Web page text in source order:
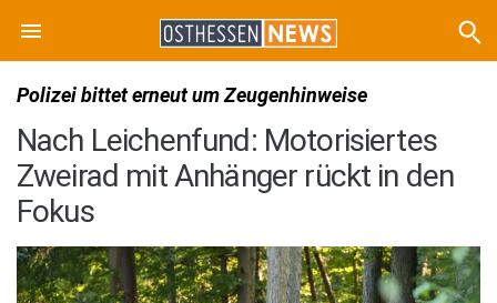
Polizei bittet erneut um Zeugenhinweise
Nach Leichenfund: Motorisiertes
Zweirad mit Anhänger rückt in den
Fokus